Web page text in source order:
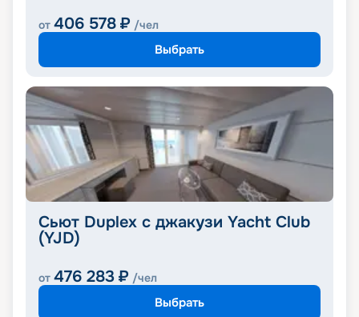
от 406 578 ₽ /чел
Выбрать
Сьют Duplex с джакузи Yacht Club
(YJD)
от 476 283 ₽ /чел
Выбрать